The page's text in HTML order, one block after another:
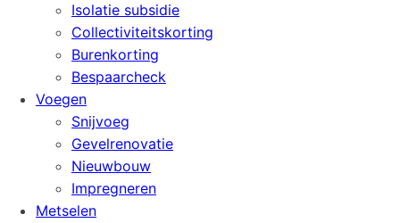
Isolatie subsidie
Collectiviteitskorting
Burenkorting
Bespaarcheck
Voegen
Snijvoeg
Gevelrenovatie
Nieuwbouw
Impregneren
Metselen